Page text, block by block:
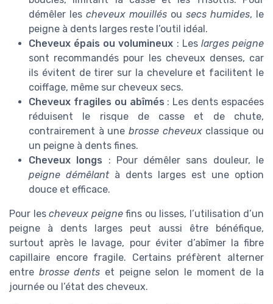
démêler les cheveux mouillés ou secs humides, le
peigne à dents larges reste l’outil idéal.
Cheveux épais ou volumineux : Les larges peigne
sont recommandés pour les cheveux denses, car
ils évitent de tirer sur la chevelure et facilitent le
coiffage, même sur cheveux secs.
Cheveux fragiles ou abîmés : Les dents espacées
réduisent le risque de casse et de chute,
contrairement à une brosse cheveuxclassique ou
un peigne à dents fines.
Cheveux longs : Pour démêler sans douleur, le
peigne démêlantà dents larges est une option
douce et efficace.
Pour les cheveux peignefins ou lisses, l’utilisation d’un
peigne à dents larges peut aussi être bénéfique,
surtout après le lavage, pour éviter d’abîmer la fibre
capillaire encore fragile. Certains préfèrent alterner
entre brosse dents et peigne selon le moment de la
journée ou l’état des cheveux.